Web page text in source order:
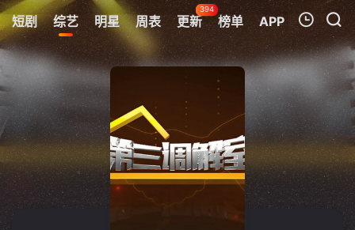
短剧 综艺 明星 周表 更新
394
榜单 APP
我的观影记录
暂无观看影片的记录